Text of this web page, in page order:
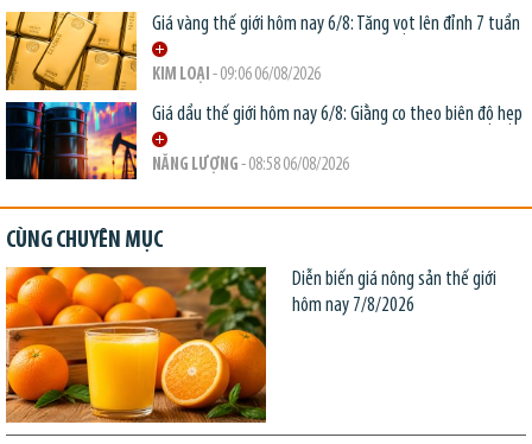
Giá vàng thế giới hôm nay 6/8: Tăng vọt lên đỉnh 7 tuần
KIM LOẠI - 09:06 06/08/2026
Giá dầu thế giới hôm nay 6/8: Giằng co theo biên độ hẹp
NĂNG LƯỢNG - 08:58 06/08/2026
CÙNG CHUYÊN MỤC
Diễn biến giá nông sản thế giới
hôm nay 7/8/2026